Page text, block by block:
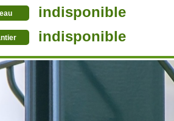
indisponible
indisponible